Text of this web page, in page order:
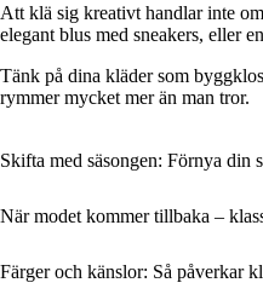
Att klä sig kreativt handlar inte
elegant blus med sneakers, eller
Tänk på dina kläder som
rymmer mycket mer än man tror.
Skifta med säsongen: Förnya din
När modet kommer tillbaka –
Färger och känslor: Så påverkar